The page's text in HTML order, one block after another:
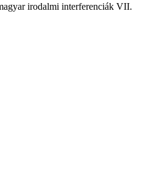
irodalmi interferenciák VII.